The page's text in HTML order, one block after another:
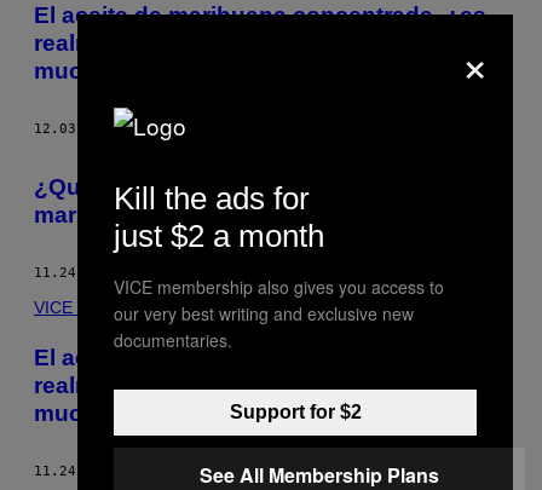
El aceite de marihuana concentrada, ¿es
realmente peligroso o simplemente coloca
mucho?
12.03.15 POR COLLEEN CURRY
¿Qué tan peligroso es el aceite de
mariguana?
11.24.15
VICE World News
El aceite de marihuana concentrada, ¿es
realmente peligroso o simplemente coloca
mucho?
11.24.15 COLLEEN CURRY
×
Kill the ads for
just $2 a month
VICE membership also gives you access to
our very best writing and exclusive new
documentaries.
Support for $2
See All Membership Plans